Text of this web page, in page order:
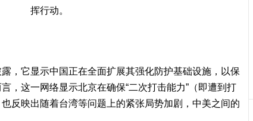
挥行动。
，它显示中国正在全面扩展其强化防护基础设施，以保
，这一网络显示北京在确保“二次打击能力”（即遭到打
反映出随着台湾等问题上的紧张局势加剧，中美之间的